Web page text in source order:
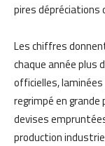
pires dépréciations
Les chiffres
chaque année plus
officielles,
regrimpé en grande
devises
production